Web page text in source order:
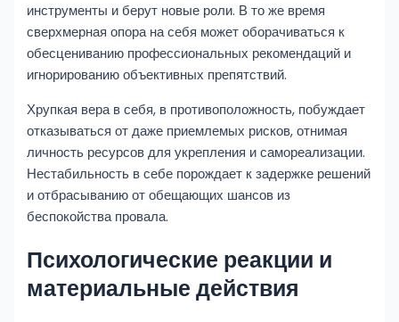
инструменты и берут новые роли. В то же время
сверхмерная опора на себя может оборачиваться к
обесцениванию профессиональных рекомендаций и
игнорированию объективных препятствий.
Хрупкая вера в себя, в противоположность, побуждает
отказываться от даже приемлемых рисков, отнимая
личность ресурсов для укрепления и самореализации.
Нестабильность в себе порождает к задержке решений
и отбрасыванию от обещающих шансов из
беспокойства провала.
Психологические реакции и
материальные действия